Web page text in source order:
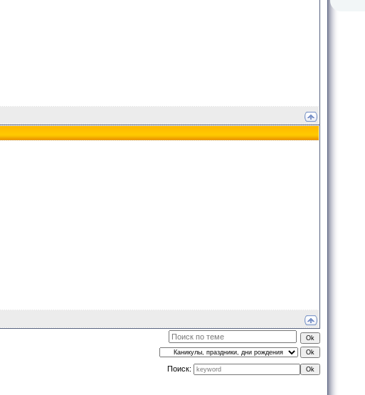
Поиск: